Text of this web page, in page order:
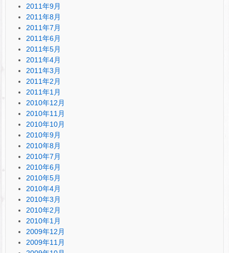
2011年9月
2011年8月
2011年7月
2011年6月
2011年5月
2011年4月
2011年3月
2011年2月
2011年1月
2010年12月
2010年11月
2010年10月
2010年9月
2010年8月
2010年7月
2010年6月
2010年5月
2010年4月
2010年3月
2010年2月
2010年1月
2009年12月
2009年11月